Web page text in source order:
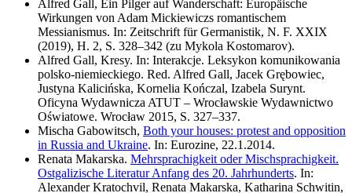
Alfred Gall, Ein Pilger auf Wanderschaft: Europäische
Wirkungen von Adam Mickiewiczs romantischem
Messianismus. In: Zeitschrift für Germanistik, N. F. XXIX
(2019), H. 2, S. 328–342 (zu Mykola Kostomarov).
Alfred Gall, Kresy. In: Interakcje. Leksykon komunikowania
polsko-niemieckiego. Red. Alfred Gall, Jacek Grębowiec,
Justyna Kalicińska, Kornelia Kończal, Izabela Surynt.
Oficyna Wydawnicza ATUT – Wrocławskie Wydawnictwo
Oświatowe. Wrocław 2015, S. 327–337.
Mischa Gabowitsch, Both your houses: protest and opposition
in Russia and Ukraine. In: Eurozine, 22.1.2014.
Renata Makarska. Mehrsprachigkeit oder Mischsprachigkeit.
Ostgalizische Literatur Anfang des 20. Jahrhunderts. In:
Alexander Kratochvil, Renata Makarska, Katharina Schwitin,